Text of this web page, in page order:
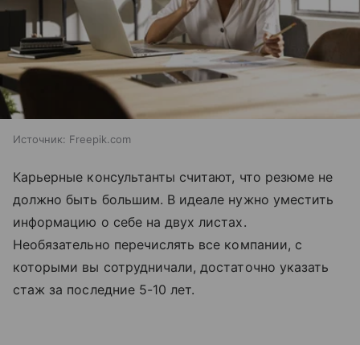
Источник: Freepik.com
Карьерные консультанты считают, что резюме не
должно быть большим. В идеале нужно уместить
информацию о себе на двух листах.
Необязательно перечислять все компании, с
которыми вы сотрудничали, достаточно указать
стаж за последние 5-10 лет.